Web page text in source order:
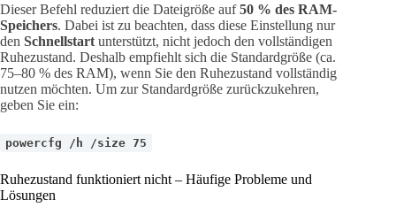
Dieser Befehl reduziert die Dateigröße auf50 % des RAM-
Speichers. Dabei ist zu beachten, dass diese Einstellung nur
den Schnellstart unterstützt, nicht jedoch den vollständigen
Ruhezustand. Deshalb empfiehlt sich die Standardgröße (ca.
75–80 % des RAM), wenn Sie den Ruhezustand vollständig
nutzen möchten. Um zur Standardgröße zurückzukehren,
geben Sie ein:
powercfg /h /size 75
Ruhezustand funktioniert nicht – Häufige Probleme und
Lösungen